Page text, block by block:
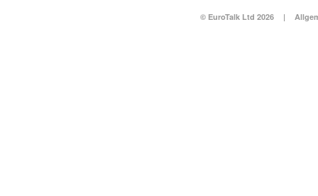
© EuroTalk Ltd 2026 |